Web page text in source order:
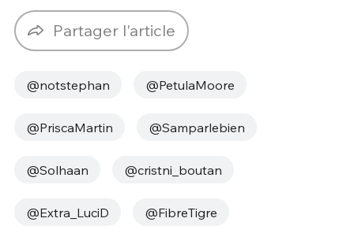
Partager l'article
@notstephan @PetulaMoore
@PriscaMartin @Samparlebien
@Solhaan @cristni_boutan
@Extra_LuciD @FibreTigre